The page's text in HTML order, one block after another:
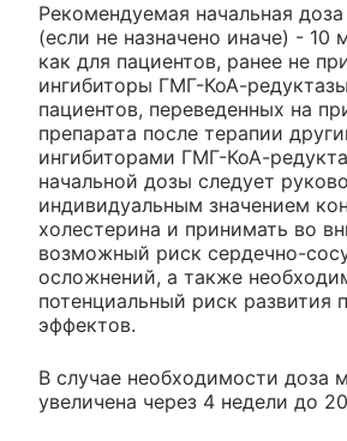
Рекомендуемая начальная
(если не назначено иначе) - 10
как для пациентов, ранее не
ингибиторы ГМГ-КоА-
пациентов, переведенных на
препарата после терапии
ингибиторами ГМГ-КоА-
начальной дозы следует
индивидуальным значением
холестерина и принимать во
возможный риск сердечно-
осложнений, а также
потенциальный риск развития
эффектов.
В случае необходимости доза
увеличена через 4 недели до